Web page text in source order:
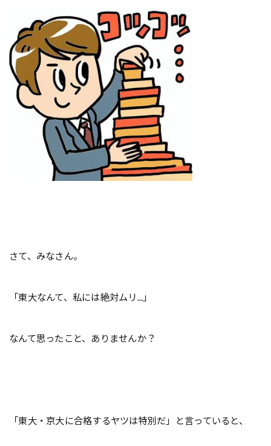
さて、みなさん。
「東大なんて、私には絶対ムリ...」
なんて思ったこと、ありませんか？
「東大・京大に合格するヤツは特別だ」と言っていると、